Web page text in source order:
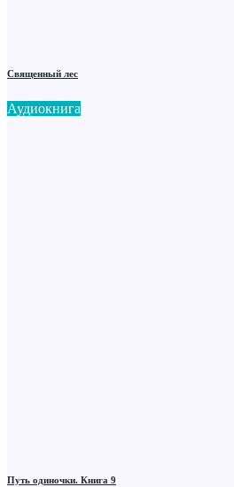
Священный лес
Аудиокнига
Путь одиночки. Книга 9